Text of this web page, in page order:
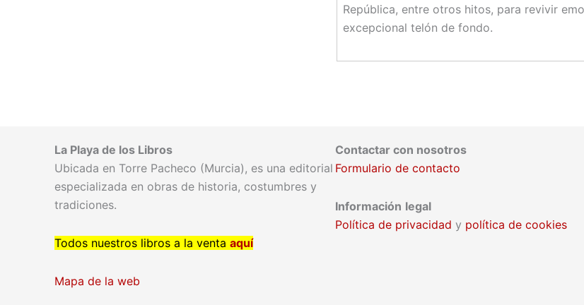
República, entre otros hitos, para revivir
excepcional telón de fondo.
La Playa de los Libros
Ubicada en Torre Pacheco (Murcia), es una editorial
especializada en obras de historia, costumbres y
tradiciones.
Todos nuestros libros a la venta aquí
Mapa de la web
Contactar con nosotros
Formulario de contacto
Información legal
Política de privacidad y política de cookies